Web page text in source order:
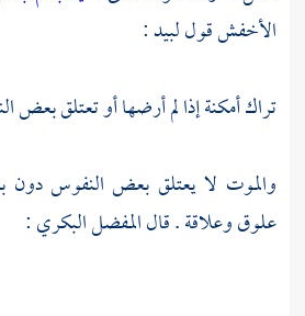
الأخفشقوللبيد:
تراك أمكنة إذا لم أرضها أو تعتلق بعض
والموت لا يعتلق بعض النفوس
علوق وعلاقة . قالالمفضل البكري: